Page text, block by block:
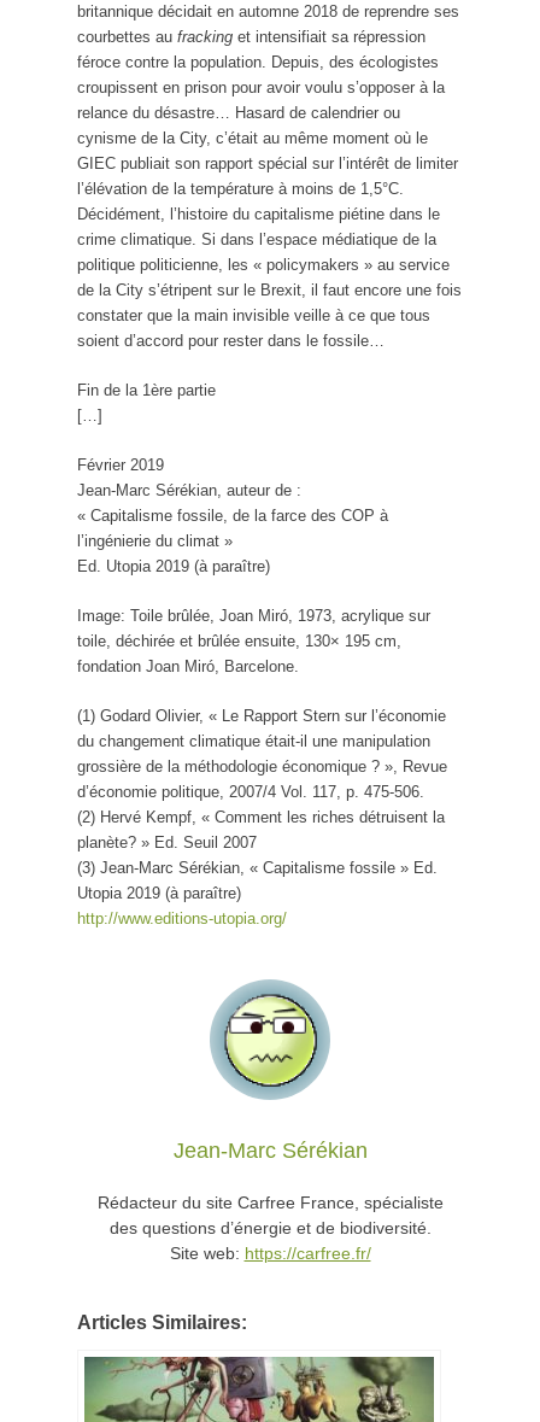
britannique décidait en automne 2018 de reprendre ses
courbettes au fracking et intensifiait sa répression
féroce contre la population. Depuis, des écologistes
croupissent en prison pour avoir voulu s’opposer à la
relance du désastre… Hasard de calendrier ou
cynisme de la City, c’était au même moment où le
GIEC publiait son rapport spécial sur l’intérêt de limiter
l’élévation de la température à moins de 1,5°C.
Décidément, l’histoire du capitalisme piétine dans le
crime climatique. Si dans l’espace médiatique de la
politique politicienne, les « policymakers » au service
de la City s’étripent sur le Brexit, il faut encore une fois
constater que la main invisible veille à ce que tous
soient d’accord pour rester dans le fossile…
Fin de la 1ère partie
[…]
Février 2019
Jean-Marc Sérékian, auteur de :
« Capitalisme fossile, de la farce des COP à
l’ingénierie du climat »
Ed. Utopia 2019 (à paraître)
Image: Toile brûlée, Joan Miró, 1973, acrylique sur
toile, déchirée et brûlée ensuite, 130× 195 cm,
fondation Joan Miró, Barcelone.
(1) Godard Olivier, « Le Rapport Stern sur l’économie
du changement climatique était-il une manipulation
grossière de la méthodologie économique ? », Revue
d’économie politique, 2007/4 Vol. 117, p. 475-506.
(2) Hervé Kempf, « Comment les riches détruisent la
planète? » Ed. Seuil 2007
(3) Jean-Marc Sérékian, « Capitalisme fossile » Ed.
Utopia 2019 (à paraître)
http://www.editions-utopia.org/
Jean-Marc Sérékian
Rédacteur du site Carfree France, spécialiste
des questions d’énergie et de biodiversité.
Site web: https://carfree.fr/
Articles Similaires: